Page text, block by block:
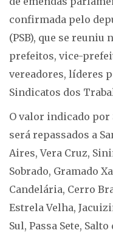
confirmada pelo
(PSB), que se reuniu
prefeitos, vice-
vereadores, líderes
Sindicatos dos
O valor indicado por
será repassados a
Aires, Vera Cruz,
Sobrado, Gramado
Candelária, Cerro
Estrela Velha,
Sul, Passa Sete,